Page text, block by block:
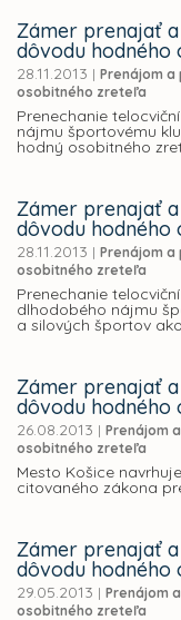
Zámer prenajať
dôvodu hodného
28.11.2013 | Prenájom
osobitného zreteľa
Prenechanie
nájmu športovému
hodný osobitného
Zámer prenajať
dôvodu hodného
28.11.2013 | Prenájom
osobitného zreteľa
Prenechanie
dlhodobého nájmu
a silových športov
Zámer prenajať
dôvodu hodného
26.08.2013 | Prenájom
osobitného zreteľa
Mesto Košice
citovaného zákona
Zámer prenajať
dôvodu hodného
29.05.2013 | Prenájom
osobitného zreteľa